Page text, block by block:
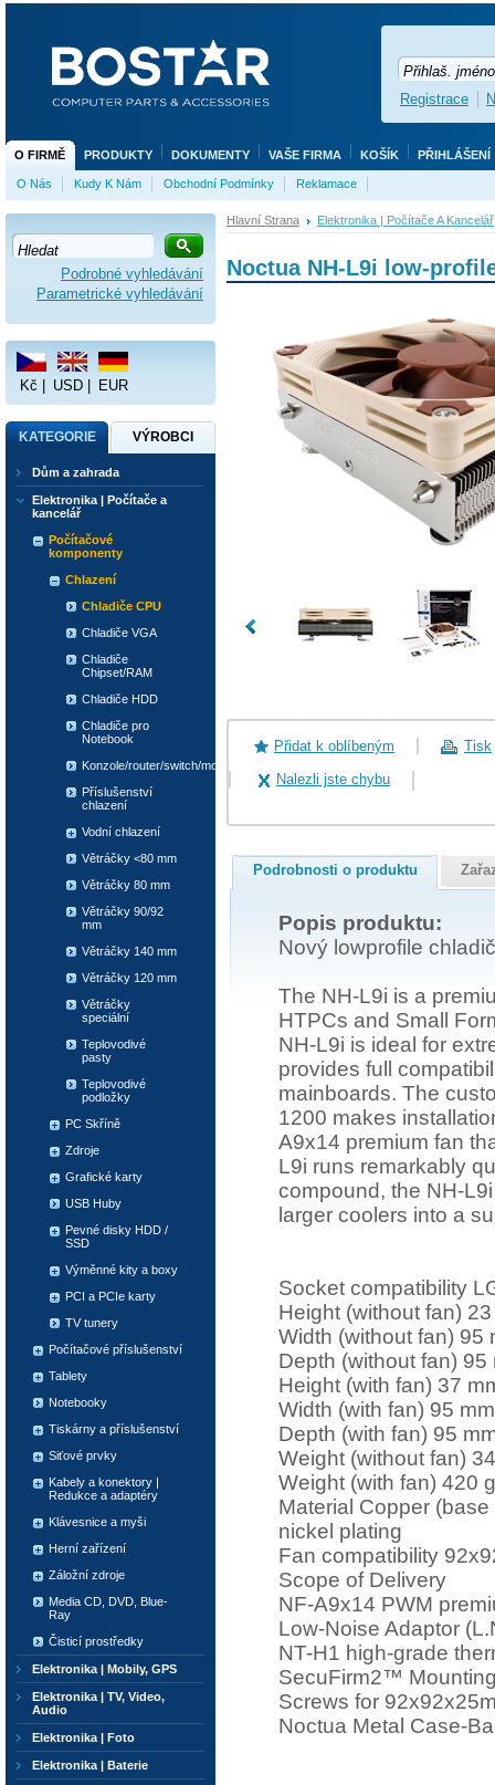
Hlavní Strana Elektronika | Počítače A Kancelář
Noctua NH-L9i low-
Přidat k oblíbeným
Tisk
Nalezli jste chybu
Podrobnosti o produktu
Popis produktu:
Nový lowprofile
The NH-L9i is a
HTPCs and Small
NH-L9i is ideal for
provides full
mainboards. The
1200 makes
A9x14 premium fan
L9i runs remarkably
compound, the NH-
larger coolers into a
Socket compatibility
Height (without fan)
Width (without fan) 95
Depth (without fan) 95
Height (with fan) 37
Width (with fan) 95 mm
Depth (with fan) 95
Weight (without fan)
Weight (with fan) 420 g
Material Copper
nickel plating
Fan compatibility
Scope of Delivery
NF-A9x14 PWM
Low-Noise Adaptor
NT-H1 high-grade
SecuFirm2™
Screws for
Noctua Metal Case-
Podrobné vyhledávání
Parametrické vyhledávání
Kč USD EUR
KATEGORIE VÝROBCI
Dům a zahrada
Elektronika | Počítače a
kancelář
Počítačové
komponenty
Chlazení
Chladiče CPU
Chladiče VGA
Chladiče
Chipset/RAM
Chladiče HDD
Chladiče pro
Notebook
Konzole/router/switch/modem
Příslušenství
chlazení
Vodní chlazení
Větráčky <80 mm
Větráčky 80 mm
Větráčky 90/92
mm
Větráčky 140 mm
Větráčky 120 mm
Větráčky
speciální
Teplovodivé
pasty
Teplovodivé
podložky
PC Skříně
Zdroje
Grafické karty
USB Huby
Pevné disky HDD /
SSD
Výměnné kity a boxy
PCI a PCIe karty
TV tunery
Počítačové příslušenství
Tablety
Notebooky
Tiskárny a příslušenství
Siťové prvky
Kabely a konektory |
Redukce a adaptéry
Klávesnice a myši
Herní zařízení
Záložní zdroje
Media CD, DVD, Blue-
Ray
Čisticí prostředky
Elektronika | Mobily, GPS
Elektronika | TV, Video,
Audio
Elektronika | Foto
Elektronika | Baterie
O FIRMĚ PRODUKTY DOKUMENTY VAŠE FIRMA KOŠÍK PŘIHLÁŠENÍ
O Nás Kudy K Nám Obchodní Podmínky Reklamace
Registrace